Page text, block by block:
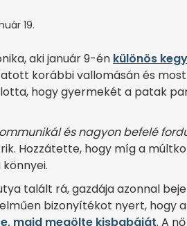
19.
aki január 9-én különös
korábbi vallomásán és
hogy gyermekét a patak
és nagyon befelé
Hozzátette, hogy míg a
talált rá, gazdája azonnal
bizonyítékot nyert, hogy
majd megölte kisbabáját. A